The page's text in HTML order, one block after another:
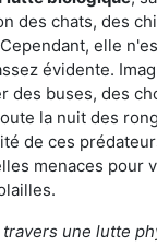
des chats, des
elle
évidente.
des buses, des
la nuit des
de ces
menaces pour
une lutte